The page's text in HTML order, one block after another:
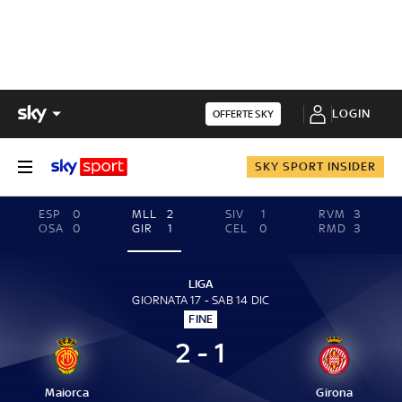
OFFERTE SKY LOGIN
SKY SPORT INSIDER
ESP
0
OSA
0
MLL
2
GIR
1
SIV
1
CEL
0
RVM
3
RMD 3
LIGA
GIORNATA 17 - SAB 14 DIC
FINE
Maiorca
2 - 1
Girona